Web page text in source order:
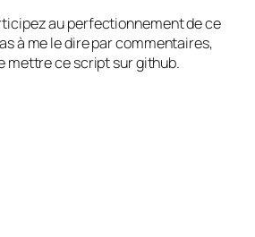
au perfectionnement de ce
à me le dire par commentaires,
mettre ce script sur github.